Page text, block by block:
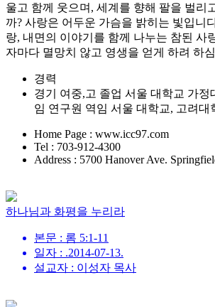
울고 함께 웃으며, 세계를 향해 팔을 벌리
까? 사랑은 어두운 가슴을 밝히는 빛입니
랑, 내면의 이야기를 함께 나누는 참된 사
자마다 멸망치 않고 영생을 얻게 하려 하
경력
경기 여중,고 졸업 서울 대학교 가정
임 연구원 역임 서울 대학교, 고려
Home Page : www.icc97.com
Tel : 703-912-4300
Address : 5700 Hanover Ave.
하나님과 화평을 누리라
본문 : 롬 5:1-11
일자 : .2014-07-13.
설교자 : 이성자 목사